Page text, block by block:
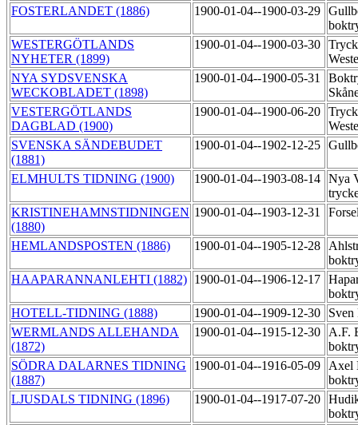
FOSTERLANDET (1886)
1900-01-04--1900-03-29
WESTERGÖTLANDS
NYHETER (1899)
1900-01-04--1900-03-30
NYA SYDSVENSKA
WECKOBLADET (1898)
1900-01-04--1900-05-31
VESTERGÖTLANDS
DAGBLAD (1900)
1900-01-04--1900-06-20
SVENSKA SÄNDEBUDET
(1881)
1900-01-04--1902-12-25
ELMHULTS TIDNING (1900) 1900-01-04--1903-08-14 Nya
KRISTINEHAMNSTIDNINGEN
(1880)
1900-01-04--1903-12-31
HEMLANDSPOSTEN (1886) 1900-01-04--1905-12-28
HAAPARANNANLEHTI (1882) 1900-01-04--1906-12-17
HOTELL-TIDNING (1888)
1900-01-04--1909-12-30
WERMLANDS ALLEHANDA
(1872)
1900-01-04--1915-12-30
A.F.
SÖDRA DALARNES TIDNING
(1887)
1900-01-04--1916-05-09
Axel
LJUSDALS TIDNING (1896)
1900-01-04--1917-07-20